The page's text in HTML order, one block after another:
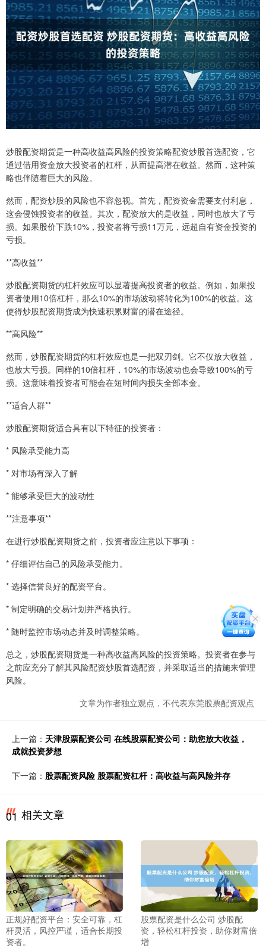
炒股配资期货是一种高收益高风险的投资策略配资炒股首选配资，它
通过借用资金放大投资者的杠杆，从而提高潜在收益。然而，这种策
略也伴随着巨大的风险。
然而，配资炒股的风险也不容忽视。首先，配资资金需要支付利息，
这会侵蚀投资者的收益。其次，配资放大的是收益，同时也放大了亏
损。如果股价下跌10%，投资者将亏损11万元，远超自有资金投资的
亏损。
**高收益**
炒股配资期货的杠杆效应可以显著提高投资者的收益。例如，如果投
资者使用10倍杠杆，那么10%的市场波动将转化为100%的收益。这
使得炒股配资期货成为快速积累财富的潜在途径。
**高风险**
然而，炒股配资期货的杠杆效应也是一把双刃剑。它不仅放大收益，
也放大亏损。同样的10倍杠杆，10%的市场波动也会导致100%的亏
损。这意味着投资者可能会在短时间内损失全部本金。
**适合人群**
炒股配资期货适合具有以下特征的投资者：
* 风险承受能力高
* 对市场有深入了解
* 能够承受巨大的波动性
**注意事项**
在进行炒股配资期货之前，投资者应注意以下事项：
* 仔细评估自己的风险承受能力。
* 选择信誉良好的配资平台。
* 制定明确的交易计划并严格执行。
* 随时监控市场动态并及时调整策略。
总之，炒股配资期货是一种高收益高风险的投资策略。投资者在参与
之前应充分了解其风险配资炒股首选配资，并采取适当的措施来管理
风险。
文章为作者独立观点，不代表东莞股票配资观点
上一篇： 天津股票配资公司 在线股票配资公司：助您放大收益，
成就投资梦想
下一篇： 股票配资风险 股票配资杠杆：高收益与高风险并存
01 相关文章
正规好配资平台：安全可靠，杠
杆灵活，风控严谨，适合长期投
资者。
股票配资是什么公司 炒股配
资，轻松杠杆投资，助你财富倍
增